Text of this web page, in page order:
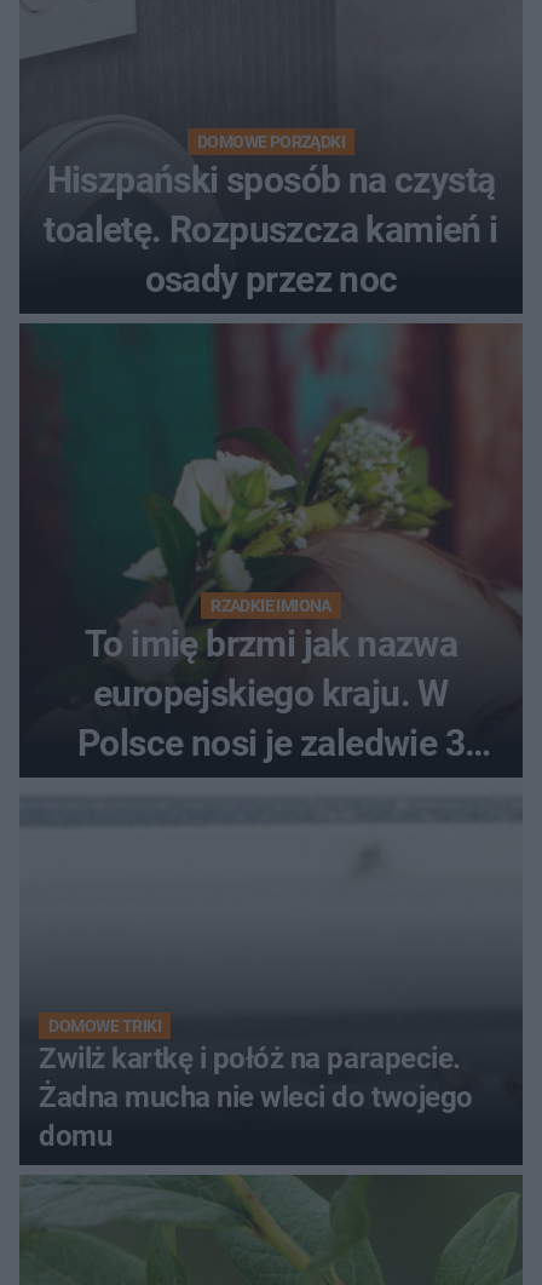
DOMOWE PORZĄDKI
Hiszpański sposób na czystą
toaletę. Rozpuszcza kamień i
osady przez noc
RZADKIE IMIONA
To imię brzmi jak nazwa
europejskiego kraju. W
Polsce nosi je zaledwie 3
kobiety
DOMOWE TRIKI
Zwilż kartkę i połóż na parapecie.
Żadna mucha nie wleci do twojego
domu